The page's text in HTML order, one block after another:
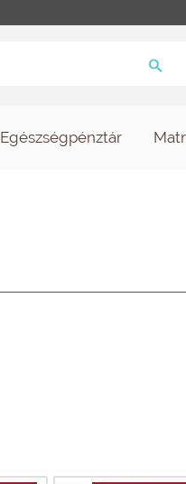
Egészségpénztár